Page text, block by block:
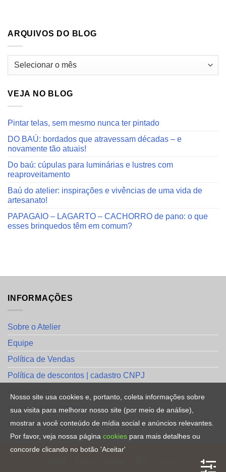
ARQUIVOS DO BLOG
Arquivos
VEJA NO BLOG
Pintar telas, sem mesmo nunca ter pintado
DO BAÚ: bordados que atravessam décadas – e
novamente tão atuais!
Do baú: cúpulas para luminárias e lustres com
reaproveitamento
Baú do atelier: inspirações e vivências de uma vida de
artesanato!
PAPAGAIO – LAGARTO – CACHORRO de pano: o que
esses brinquedos têm em comum?
INFORMAÇÕES
Sobre o Atelier
Equipe
Política de Vendas
Política de descontos | cadastro CNPJ
Avalie a sua compra
Contato
Nosso site usa cookies e, portanto, coleta informações sobre
sua visita para melhorar nosso site (por meio de análise),
mostrar a você conteúdo de mídia social e anúncios relevantes.
Por favor, veja nossa página cookies para mais detalhes ou
concorde clicando no botão 'Aceitar'